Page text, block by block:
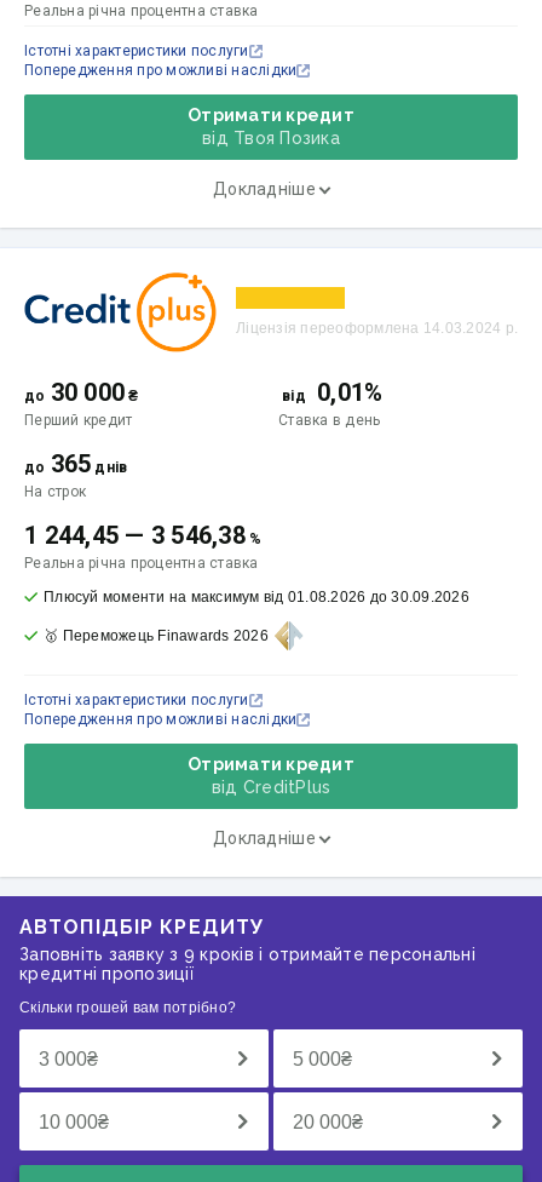
Реальна річна процентна ставка
Отримати кредит
від Твоя Позика
Докладніше
Істотні характеристики послуги
Попередження про можливі наслідки
Ліцензія переоформлена 14.03.2024 р.
до 30 000 ₴
Перший кредит
від 0,01%
Ставка в день
до 365 днів
На строк
1 244,45 — 3 546,38 %
Реальна річна процентна ставка
Отримати кредит
від CreditPlus
Докладніше
Плюсуй моменти на максимум від 01.08.2026 до 30.09.2026
🥇 Переможець Finawards 2026
Істотні характеристики послуги
Попередження про можливі наслідки
АВТОПІДБІР КРЕДИТУ
Заповніть заявку з 9 кроків і отримайте персональні
кредитні пропозиції
Скільки грошей вам потрібно?
3 000₴ 5 000₴
10 000₴ 20 000₴